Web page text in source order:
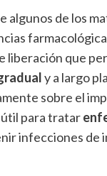
algunos de los
liberación que
y a largo
sobre el
para tratar
infecciones de